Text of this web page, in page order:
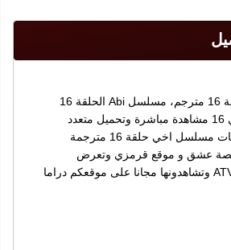
مسلسل اخي الحلقة 16 مترجم، مسلسل Abi الحلقة 16
كاملة اون لاين اخي 16 مشاهدة مباشرة وتحميل متعدد
الجودات، جميع حلقات مسلسل اخي حلقة 16 مترجمة
عشق و موقع قرمزي وتعرض
الحلقات على قناة ATV وتشاهدونها مجانا على موقعكم دراما